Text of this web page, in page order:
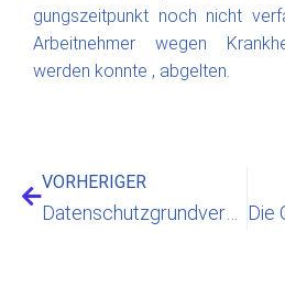
gungs­zeit­punkt noch nicht
Arbeitnehmer wegen
werden konnte , ab­gel­ten.
VORHERIGER